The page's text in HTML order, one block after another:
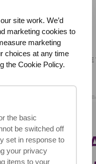
СЛУЧИЛОСЬ? СЕРЬЕЗНЫЕ
site work. We’d
marketing cookies to
marketing
choices at any time
the Cookie Policy.
the basic
be switched off
set in response to
your privacy
items to your